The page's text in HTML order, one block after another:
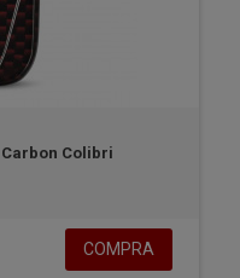
Colibri
COMPRA